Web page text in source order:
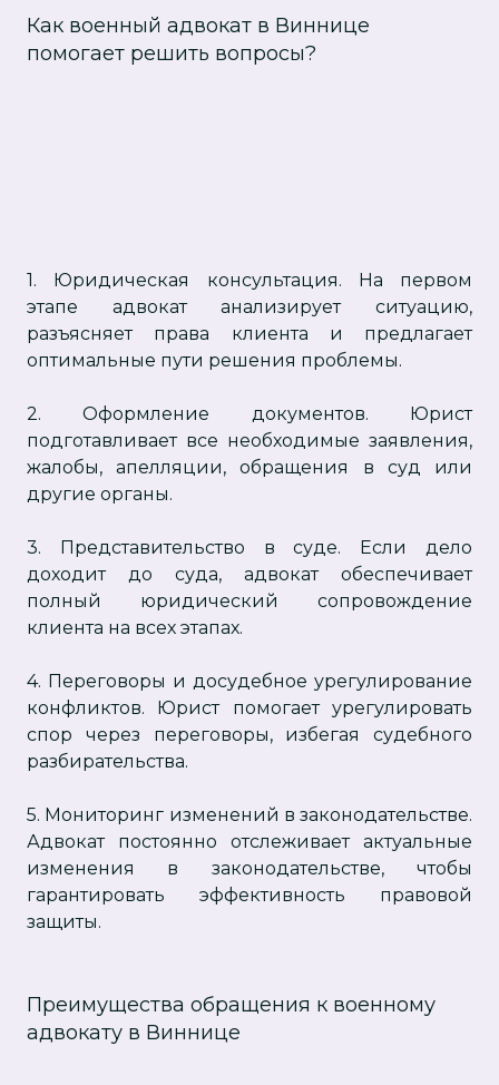
Как военный адвокат в Виннице
помогает решить вопросы?
1. Юридическая консультация. На первом
этапе адвокат анализирует ситуацию,
разъясняет права клиента и предлагает
оптимальные пути решения проблемы.
2. Оформление документов. Юрист
подготавливает все необходимые заявления,
жалобы, апелляции, обращения в суд или
другие органы.
3. Представительство в суде. Если дело
доходит до суда, адвокат обеспечивает
полный юридический сопровождение
клиента на всех этапах.
4. Переговоры и досудебное урегулирование
конфликтов. Юрист помогает урегулировать
спор через переговоры, избегая судебного
разбирательства.
5. Мониторинг изменений в законодательстве.
Адвокат постоянно отслеживает актуальные
изменения в законодательстве, чтобы
гарантировать эффективность правовой
защиты.
Преимущества обращения к военному
адвокату в Виннице